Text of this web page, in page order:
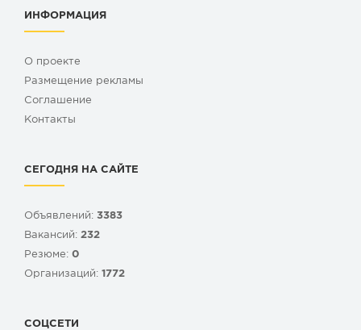
ИНФОРМАЦИЯ
О проекте
Размещение рекламы
Cоглашение
Контакты
СЕГОДНЯ НА САЙТЕ
Объявлений: 3383
Вакансий: 232
Резюме: 0
Организаций: 1772
СОЦСЕТИ